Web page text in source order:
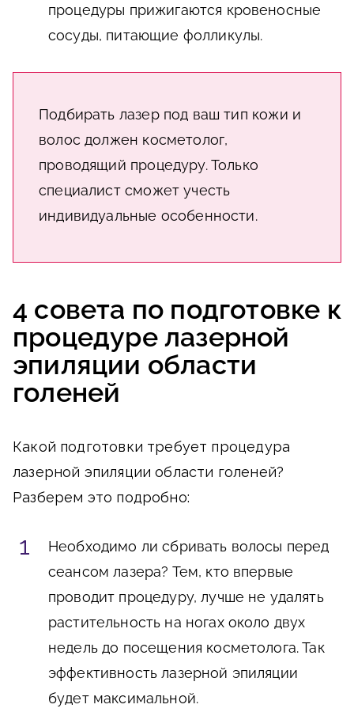
процедуры прижигаются кровеносные
сосуды, питающие фолликулы.
Подбирать лазер под ваш тип кожи и
волос должен косметолог,
проводящий процедуру. Только
специалист сможет учесть
индивидуальные особенности.
4 совета по подготовке к
процедуре лазерной
эпиляции области
голеней
Какой подготовки требует процедура
лазерной эпиляции области голеней?
Разберем это подробно:
Необходимо ли сбривать волосы перед
сеансом лазера? Тем, кто впервые
проводит процедуру, лучше не удалять
растительность на ногах около двух
недель до посещения косметолога. Так
эффективность лазерной эпиляции
будет максимальной.